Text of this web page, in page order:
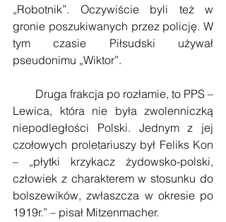
„Robotnik”. Oczywiście byli też w
gronie poszukiwanych przez policję. W
tym czasie Piłsudski używał
pseudonimu „Wiktor”.
Lewica, która nie była zwolenniczką
niepodległości Polski. Jednym z jej
czołowych proletariuszy był Feliks Kon
– „płytki krzykacz żydowsko-polski,
człowiek z charakterem w stosunku do
bolszewików, zwłaszcza w okresie po
1919r.” – pisał Mitzenmacher.